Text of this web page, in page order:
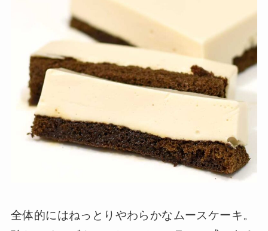
全体的にはねっとりやわらかなムースケーキ。